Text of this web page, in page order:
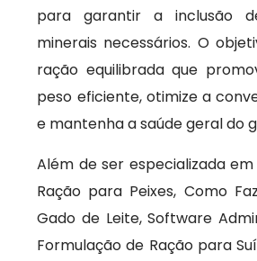
para garantir a inclusão
minerais necessários. O
ração equilibrada que
peso eficiente, otimize a
e mantenha a saúde geral do
Além de ser especializada
Ração para Peixes, Como
Gado de Leite, Software
Formulação de Ração para